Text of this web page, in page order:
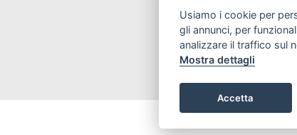
Usiamo i cookie per
gli annunci, per
analizzare il traffico sul
Mostra dettagli
Accetta